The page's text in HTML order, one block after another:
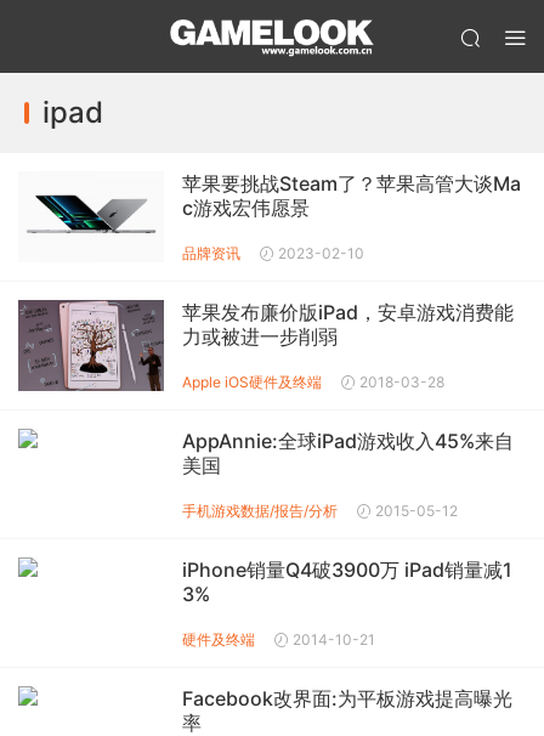
ipad
苹果要挑战Steam了？苹果高管大谈Ma
c游戏宏伟愿景
品牌资讯 2023-02-10
苹果发布廉价版iPad，安卓游戏消费能
力或被进一步削弱
Apple iOS硬件及终端 2018-03-28
AppAnnie:全球iPad游戏收入45%来自
美国
手机游戏数据/报告/分析 2015-05-12
iPhone销量Q4破3900万 iPad销量减1
3%
硬件及终端 2014-10-21
Facebook改界面:为平板游戏提高曝光
率